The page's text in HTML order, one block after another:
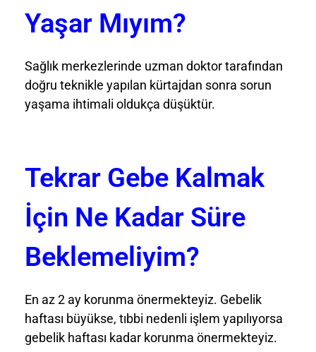
Yaşar Mıyım?
Sağlık merkezlerinde uzman doktor tarafından
doğru teknikle yapılan kürtajdan sonra sorun
yaşama ihtimali oldukça düşüktür.
Tekrar Gebe Kalmak
İçin Ne Kadar Süre
Beklemeliyim?
En az 2 ay korunma önermekteyiz. Gebelik
haftası büyükse, tıbbi nedenli işlem yapılıyorsa
gebelik haftası kadar korunma önermekteyiz.